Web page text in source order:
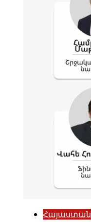
Հայաստան